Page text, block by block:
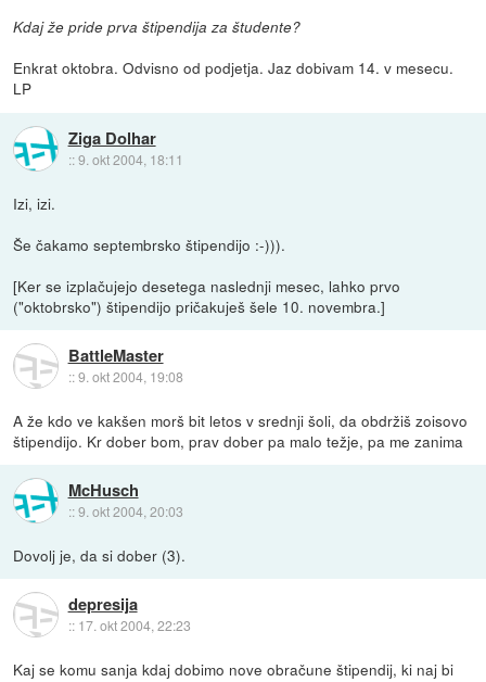
Kdaj že pride prva štipendija za študente?
Enkrat oktobra. Odvisno od podjetja. Jaz dobivam 14. v mesecu.
LP
Ziga Dolhar
::9. okt 2004, 18:11
Izi, izi.
Še čakamo septembrsko štipendijo :-))).
[Ker se izplačujejo desetega naslednji mesec, lahko prvo
("oktobrsko") štipendijo pričakuješ šele 10. novembra.]
BattleMaster
::9. okt 2004, 19:08
A že kdo ve kakšen morš bit letos v srednji šoli, da obdržiš zoisovo
štipendijo. Kr dober bom, prav dober pa malo težje, pa me zanima
McHusch
::9. okt 2004, 20:03
Dovolj je, da si dober (3).
depresija
:: 17. okt 2004, 22:23
Kaj se komu sanja kdaj dobimo nove obračune štipendij, ki naj bi